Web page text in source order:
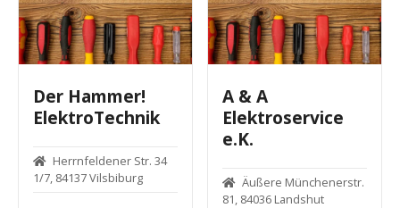
Der Hammer!
ElektroTechnik
Herrnfeldener Str. 34
1/7, 84137 Vilsbiburg
A & A
Elektroservice
e.K.
Äußere Münchenerstr.
81, 84036 Landshut